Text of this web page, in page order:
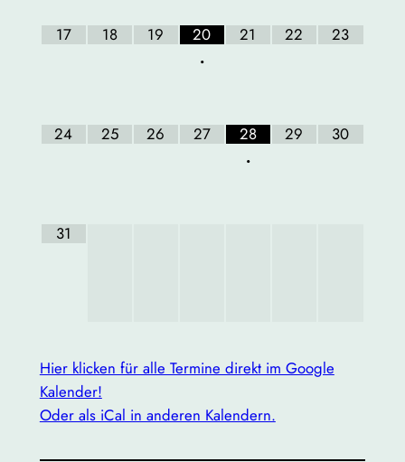
17 18 19
20
•
21 22 23
24 25 26 27
28
•
29 30
31
Hier klicken für alle Termine direkt im Google
Kalender!
Oder als iCal in anderen Kalendern.